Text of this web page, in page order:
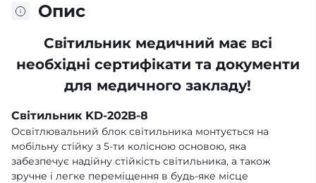
Опис
Світильник медичний має всі
необхідні сертифікати та документи
для медичного закладу!
Світильник KD-202B-8
Освітлювальний блок світильника монтується на
мобільну стійку з 5-ти колісною основою, яка
забезпечує надійну стійкість світильника, а також
зручне і легке переміщення в будь-яке місце